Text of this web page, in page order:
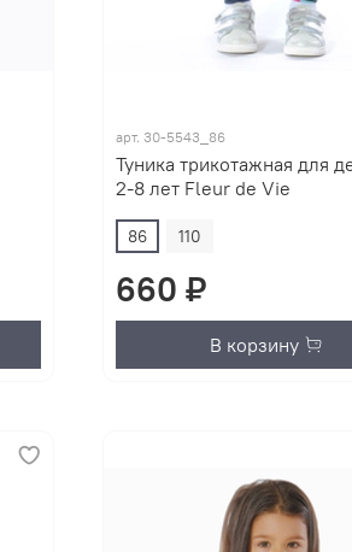
арт. 30-5543_86
Туника трикотажная для
2-8 лет Fleur de Vie
86 110
660 ₽
В корзину